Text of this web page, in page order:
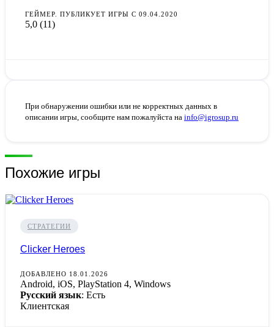
ГЕЙМЕР. ПУБЛИКУЕТ ИГРЫ С 09.04.2020
5,0 (11)
При обнаружении ошибки или не корректных данных в
описании игры, сообщите нам пожалуйста на info@igrosup.ru
Похожие игры
СТРАТЕГИИ
Clicker Heroes
ДОБАВЛЕНО 18.01.2026
Android, iOS, PlayStation 4, Windows
Русский язык: Есть
Клиентская